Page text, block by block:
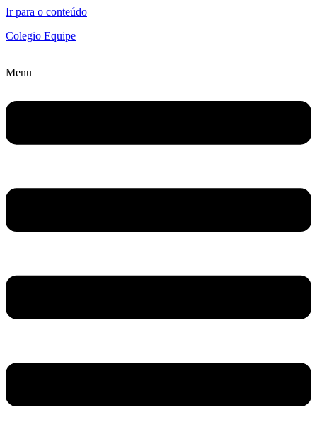
Ir para o conteúdo
Colegio Equipe
Menu